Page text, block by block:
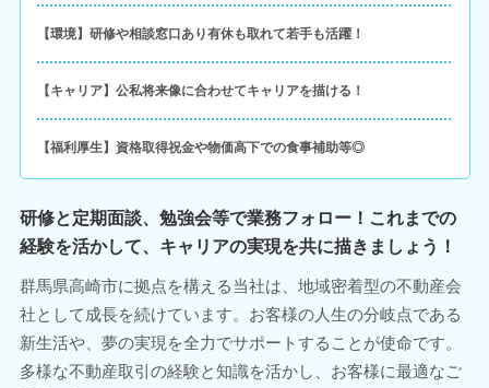
【環境】研修や相談窓口あり有休も取れて若手も活躍！
【キャリア】公私将来像に合わせてキャリアを描ける！
【福利厚生】資格取得祝金や物価高下での食事補助等◎
研修と定期面談、勉強会等で業務フォロー！これまでの
経験を活かして、キャリアの実現を共に描きましょう！
群馬県高崎市に拠点を構える当社は、地域密着型の不動産会
社として成長を続けています。お客様の人生の分岐点である
新生活や、夢の実現を全力でサポートすることが使命です。
多様な不動産取引の経験と知識を活かし、お客様に最適なご